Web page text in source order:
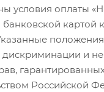
условия оплаты
картой
и
Российской